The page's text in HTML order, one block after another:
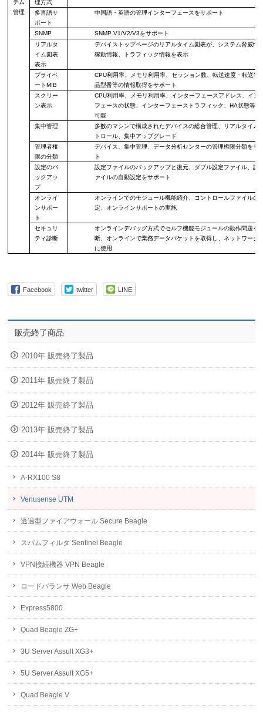
テム
管理
理方式
多言語サ
ポート
中国語・英語の管理インターフェースをサポート
SNMP SNMP V1/V2/V3をサポート
リアルタ
イム図表
表示
デバイストップページのリアルタイム図表が、
システム脅威情
稼動情報、トラフィック情報を表示
プライベ
ートMIB
CPU利用率、メモリ利用率、セッション数、転送速度・転送率
品型番等の情報取得をサポート
スクリー
ン表示
CPU利用率、メモリ利用率、インターフェースアドレス、イン
フェースの状態、インターフェース トラフィック、 HA状態等を
可能
集中管理
多数のマシンで構成されたデバイスの総合管理、リアルタイム
トロール、集中アップグレード
管理者権
限の分類
デバイス
集中管理、データ分析センターの管理権限分類をサ
ト
設定のバ
ックアッ
プ
設定ファイルのバックアップと復元、 ダブル設定ファイル、設
ァイルの自動設定をサポート
オンライ
ンサポー
ト
オンラインでのモジュール機能紹介、コントロールファイルの
定、オンラインサポートの実施
セキュリ
ティ診断
オンラインデバッグ方式でセルフ機能モジュールの動作問題を
断、オンラインで業務データパケットを取得し、ネットワーク
に使用
Facebook twitter LINE
販売終了商品
2010年 販売終了製品
2011年 販売終了製品
2012年 販売終了製品
2013年 販売終了製品
2014年 販売終了製品
A-RX100 S8
Venusense UTM
透過型ファイアウォール Secure Beagle
スパムフィルタ Sentinel Beagle
VPN接続機器 VPN Beagle
ロードバランサ Web Beagle
Express5800
Quad Beagle ZG+
3U Server Assult XG3+
5U Server Assult XG5+
Quad Beagle V